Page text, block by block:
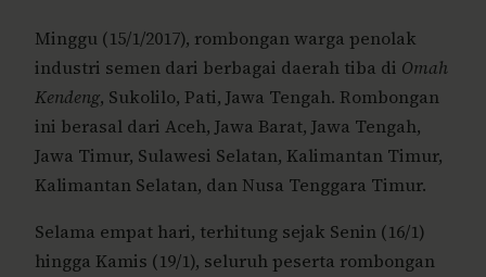
Minggu (15/1/2017), rombongan warga penolak
industri semen dari berbagai daerah tiba di Omah
Kendeng, Sukolilo, Pati, Jawa Tengah. Rombongan
ini berasal dari Aceh, Jawa Barat, Jawa Tengah,
Jawa Timur, Sulawesi Selatan, Kalimantan Timur,
Kalimantan Selatan, dan Nusa Tenggara Timur.
Selama empat hari, terhitung sejak Senin (16/1)
hingga Kamis (19/1), seluruh peserta rombongan